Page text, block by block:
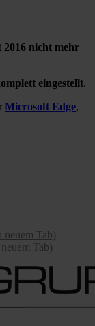
2016 nicht mehr
eingestellt.
Microsoft Edge,